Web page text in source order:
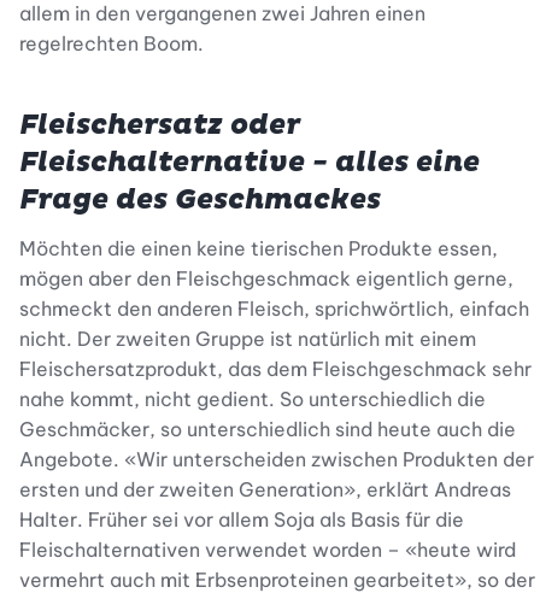
allem in den vergangenen zwei Jahren einen
regelrechten Boom.
Fleischersatz oder
Fleischalternative - alles eine
Frage des Geschmackes
Möchten die einen keine tierischen Produkte essen,
mögen aber den Fleischgeschmack eigentlich gerne,
schmeckt den anderen Fleisch, sprichwörtlich, einfach
nicht. Der zweiten Gruppe ist natürlich mit einem
Fleischersatzprodukt, das dem Fleischgeschmack sehr
nahe kommt, nicht gedient. So unterschiedlich die
Geschmäcker, so unterschiedlich sind heute auch die
Angebote. «Wir unterscheiden zwischen Produkten der
ersten und der zweiten Generation», erklärt Andreas
Halter. Früher sei vor allem Soja als Basis für die
Fleischalternativen verwendet worden – «heute wird
vermehrt auch mit Erbsenproteinen gearbeitet», so der